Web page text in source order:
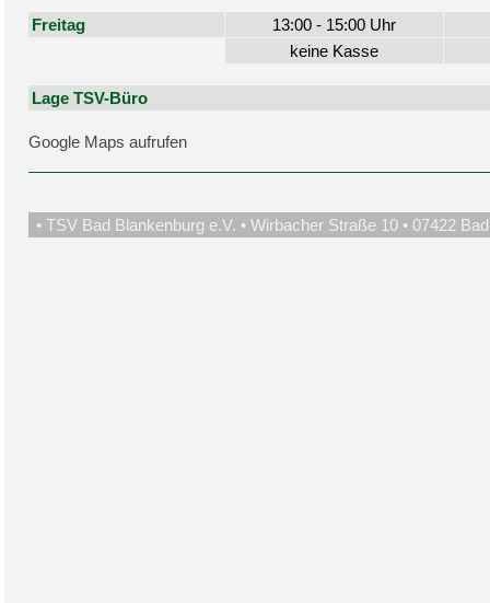
Freitag
13:00 - 15:00 Uhr
keine Kasse
Lage TSV-Büro
Google Maps aufrufen
• TSV Bad Blankenburg e.V. • Wirbacher Straße 10 • 07422